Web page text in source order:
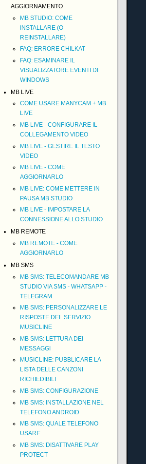
AGGIORNAMENTO
MB STUDIO: COME
INSTALLARE (O
REINSTALLARE)
FAQ: ERRORE CHILKAT
FAQ: ESAMINARE IL
VISUALIZZATORE EVENTI DI
WINDOWS
MB LIVE
COME USARE MANYCAM + MB
LIVE
MB LIVE - CONFIGURARE IL
COLLEGAMENTO VIDEO
MB LIVE - GESTIRE IL TESTO
VIDEO
MB LIVE - COME
AGGIORNARLO
MB LIVE: COME METTERE IN
PAUSA MB STUDIO
MB LIVE - IMPOSTARE LA
CONNESSIONE ALLO STUDIO
MB REMOTE
MB REMOTE - COME
AGGIORNARLO
MB SMS
MB SMS: TELECOMANDARE MB
STUDIO VIA SMS - WHATSAPP -
TELEGRAM
MB SMS: PERSONALIZZARE LE
RISPOSTE DEL SERVIZIO
MUSICLINE
MB SMS: LETTURA DEI
MESSAGGI
MUSICLINE: PUBBLICARE LA
LISTA DELLE CANZONI
RICHIEDIBILI
MB SMS: CONFIGURAZIONE
MB SMS: INSTALLAZIONE NEL
TELEFONO ANDROID
MB SMS: QUALE TELEFONO
USARE
MB SMS: DISATTIVARE PLAY
PROTECT